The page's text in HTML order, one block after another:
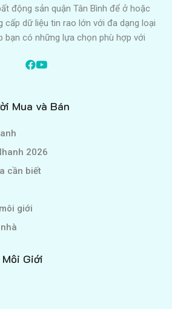
động sản quận Tân Bình để ở hoặc
cấp dữ liệu tin rao lớn với đa dạng loại
bạn có những lựa chọn phù hợp với
Mua và Bán
2026
cần biết
giới
Giới